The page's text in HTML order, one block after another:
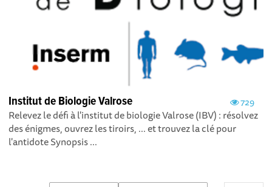
729
Institut de Biologie Valrose
Relevez le défi à l'institut de biologie Valrose (IBV) : résolvez
des énigmes, ouvrez les tiroirs, ... et trouvez la clé pour
l'antidote Synopsis ...